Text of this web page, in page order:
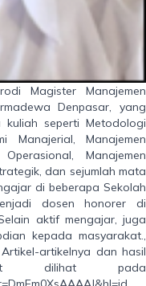
Magister Manajemen
Denpasar, yang
kuliah seperti Metodologi
Manajerial, Manajemen
Manajemen
dan sejumlah mata
di beberapa Sekolah
dosen honorer di
aktif mengajar, juga
kepada masyarakat.,
artikelnya dan hasil
dilihat pada